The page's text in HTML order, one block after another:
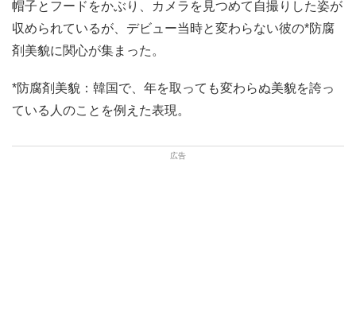
帽子とフードをかぶり、カメラを見つめて自撮りした姿が
収められているが、デビュー当時と変わらない彼の*防腐
剤美貌に関心が集まった。
*防腐剤美貌：韓国で、年を取っても変わらぬ美貌を誇っ
ている人のことを例えた表現。